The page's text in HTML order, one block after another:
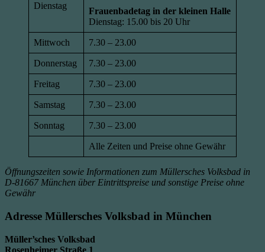
Dienstag
Frauenbadetag in der kleinen Halle
Dienstag: 15.00 bis 20 Uhr
Mittwoch 7.30 – 23.00
Donnerstag 7.30 – 23.00
Freitag 7.30 – 23.00
Samstag 7.30 – 23.00
Sonntag 7.30 – 23.00
Alle Zeiten und Preise ohne Gewähr
Öffnungszeiten sowie Informationen zum Müllersches Volksbad in
D-81667 München über Eintrittspreise und sonstige Preise ohne
Gewähr
Adresse Müllersches Volksbad in München
Müller’sches Volksbad
Rosenheimer Straße 1